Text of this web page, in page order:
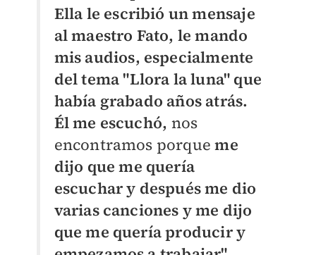
Ella le escribió un mensaje
al maestro Fato, le mando
mis audios, especialmente
del tema "Llora la luna" que
había grabado años atrás.
Él me escuchó, nos
encontramos porqueme
dijo que me quería
escuchar y después me dio
varias canciones y me dijo
que me quería producir y